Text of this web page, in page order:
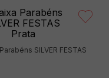
SILVER FESTAS